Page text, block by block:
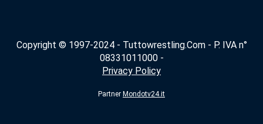
Copyright © 1997-2024 - Tuttowrestling.Com - P. IVA n°
08331011000 -
Privacy Policy
Partner Mondotv24.it